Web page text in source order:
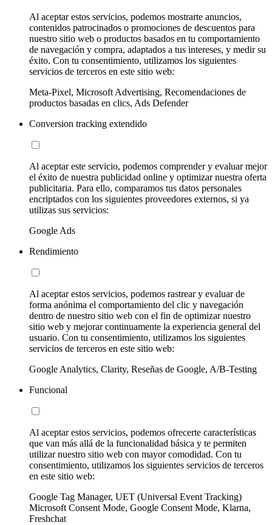
Al aceptar estos servicios, podemos mostrarte anuncios,
contenidos patrocinados o promociones de descuentos para
nuestro sitio web o productos basados en tu comportamiento
de navegación y compra, adaptados a tus intereses, y medir su
éxito. Con tu consentimiento, utilizamos los siguientes
servicios de terceros en este sitio web:
Meta-Pixel, Microsoft Advertising, Recomendaciones de
productos basadas en clics, Ads Defender
Conversion tracking extendido
Al aceptar este servicio, podemos comprender y evaluar mejor
el éxito de nuestra publicidad online y optimizar nuestra oferta
publicitaria. Para ello, comparamos tus datos personales
encriptados con los siguientes proveedores externos, si ya
utilizas sus servicios:
Google Ads
Rendimiento
Al aceptar estos servicios, podemos rastrear y evaluar de
forma anónima el comportamiento del clic y navegación
dentro de nuestro sitio web con el fin de optimizar nuestro
sitio web y mejorar continuamente la experiencia general del
usuario. Con tu consentimiento, utilizamos los siguientes
servicios de terceros en este sitio web:
Google Analytics, Clarity, Reseñas de Google, A/B-Testing
Funcional
Al aceptar estos servicios, podemos ofrecerte características
que van más allá de la funcionalidad básica y te permiten
utilizar nuestro sitio web con mayor comodidad. Con tu
consentimiento, utilizamos los siguientes servicios de terceros
en este sitio web:
Google Tag Manager, UET (Universal Event Tracking)
Microsoft Consent Mode, Google Consent Mode, Klarna,
Freshchat